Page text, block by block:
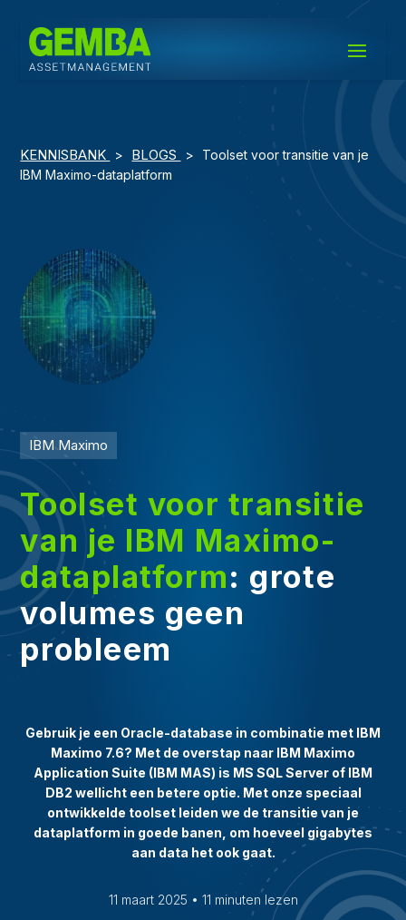
KENNISBANK > BLOGS >
Toolset voor transitie van je
IBM Maximo-dataplatform
IBM Maximo
Toolset voor transitie
van je IBM Maximo-
dataplatform: grote
volumes geen
probleem
Gebruik je een Oracle-database in combinatie met IBM
Maximo 7.6? Met de overstap naar IBM Maximo
Application Suite (IBM MAS) is MS SQL Server of IBM
DB2 wellicht een betere optie. Met onze speciaal
ontwikkelde toolset leiden we de transitie van je
dataplatform in goede banen, om hoeveel gigabytes
aan data het ook gaat.
11 maart 2025 • 11 minuten lezen